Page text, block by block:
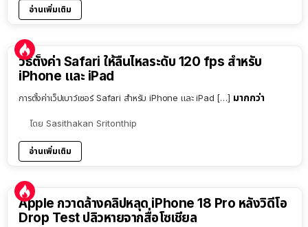
อ่านเพิ่มเติม
วิธีตั้งค่า Safari ให้ลื่นไหลระดับ 120 fps สำหรับ
iPhone และ iPad
การตั้งค่าเว็ปเบาว์เซอร์ Safari สำหรับ iPhone และ iPad […] มากกว่า
โดย Sasithakan Sritonthip
อ่านเพิ่มเติม
Apple กวาดล้างคลิปหลุด iPhone 18 Pro หลังวิดีโอ
Drop Test ปลิวหายจากสื่อโซเชียล